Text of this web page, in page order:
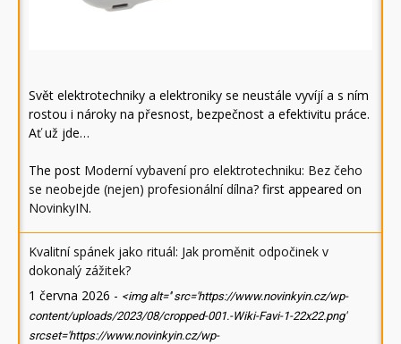
Svět elektrotechniky a elektroniky se neustále vyvíjí a s ním
rostou i nároky na přesnost, bezpečnost a efektivitu práce.
Ať už jde…
The post Moderní vybavení pro elektrotechniku: Bez čeho
se neobejde (nejen) profesionální dílna? first appeared on
NovinkyIN.
Kvalitní spánek jako rituál: Jak proměnit odpočinek v
dokonalý zážitek?
1 června 2026 - <img alt='' src='https://www.novinkyin.cz/wp-
content/uploads/2023/08/cropped-001.-Wiki-Favi-1-22x22.png'
srcset='https://www.novinkyin.cz/wp-